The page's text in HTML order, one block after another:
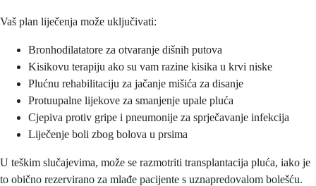
Vaš plan liječenja može uključivati:
Bronhodilatatore za otvaranje dišnih putova
Kisikovu terapiju ako su vam razine kisika u krvi niske
Plućnu rehabilitaciju za jačanje mišića za disanje
Protuupalne lijekove za smanjenje upale pluća
Cjepiva protiv gripe i pneumonije za sprječavanje infekcija
Liječenje boli zbog bolova u prsima
U teškim slučajevima, može se razmotriti transplantacija pluća, iako je
to obično rezervirano za mlađe pacijente s uznapredovalom bolešću.